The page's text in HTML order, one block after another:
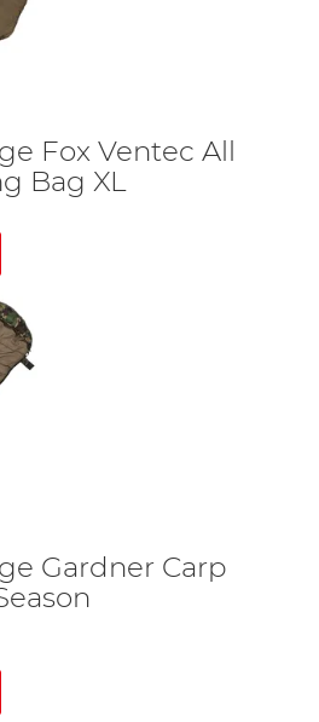
Fox Ventec All
Bag XL
Gardner Carp